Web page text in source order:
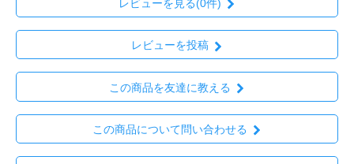
レビューを見る(0件)
レビューを投稿
この商品を友達に教える
この商品について問い合わせる